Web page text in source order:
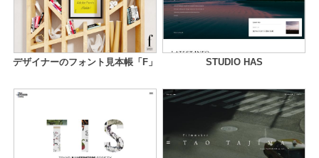
デザイナーのフォント見本帳「F」 STUDIO HAS